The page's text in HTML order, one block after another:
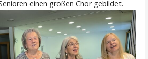
einen großen Chor gebildet.